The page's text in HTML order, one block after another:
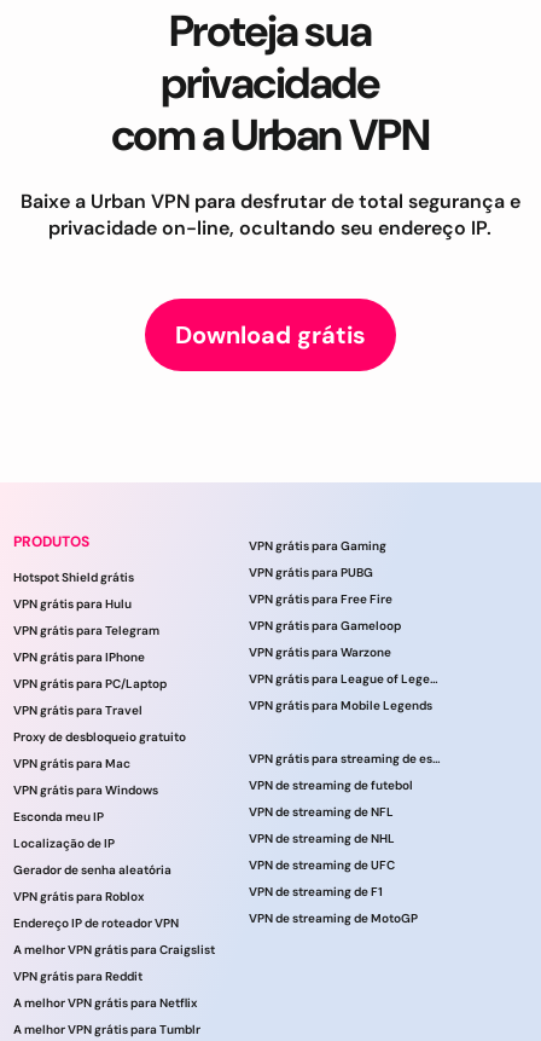
Proteja sua
privacidade
com a Urban VPN
Baixe a Urban VPN para desfrutar de total segurança e
privacidade on-line, ocultando seu endereço IP.
Download grátis
PRODUTOS
Hotspot Shield grátis
VPN grátis para Hulu
VPN grátis para Telegram
VPN grátis para IPhone
VPN grátis para PC/Laptop
VPN grátis para Travel
Proxy de desbloqueio gratuito
VPN grátis para Mac
VPN grátis para Windows
Esconda meu IP
Localização de IP
Gerador de senha aleatória
VPN grátis para Roblox
Endereço IP de roteador VPN
A melhor VPN grátis para Craigslist
VPN grátis para Reddit
A melhor VPN grátis para Netflix
A melhor VPN grátis para Tumblr
VPN grátis para Gaming
VPN grátis para PUBG
VPN grátis para Free Fire
VPN grátis para Gameloop
VPN grátis para Warzone
VPN grátis para League of Legends
VPN grátis para Mobile Legends
VPN grátis para streaming de esportes
VPN de streaming de futebol
VPN de streaming de NFL
VPN de streaming de NHL
VPN de streaming de UFC
VPN de streaming de F1
VPN de streaming de MotoGP